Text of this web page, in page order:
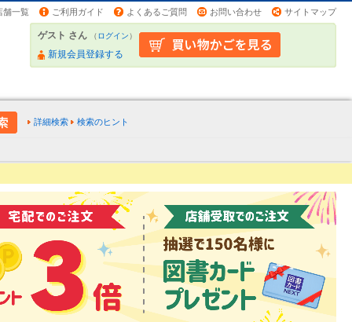
舗一覧 ご利用ガイド よくあるご質問 お問い合わせ サイトマップ
ゲスト さん （ログイン）
新規会員登録する
詳細検索 検索のヒント